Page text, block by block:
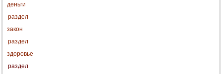
деньги
раздел
закон
раздел
здоровье
раздел